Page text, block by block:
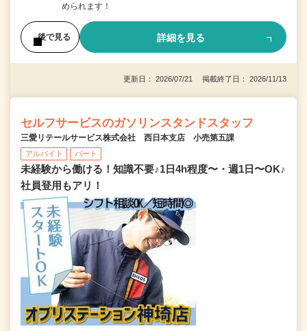
められます！
後で見る 詳細を見る
更新日： 2026/07/21 掲載終了日： 2026/11/13
セルフサービスのガソリンスタンドスタッフ
三愛リテールサービス株式会社 西日本支店 小売第五課
アルバイト パート
未経験から働ける！知識不要♪1日4h程度〜・週1日〜OK♪
社員登用もアリ！